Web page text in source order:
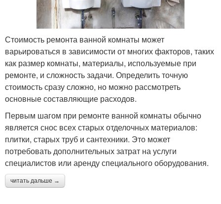
Стоимость ремонта ванной комнаты может
варьироваться в зависимости от многих факторов, таких
как размер комнаты, материалы, используемые при
ремонте, и сложность задачи. Определить точную
стоимость сразу сложно, но можно рассмотреть
основные составляющие расходов.
Первым шагом при ремонте ванной комнаты обычно
является снос всех старых отделочных материалов:
плитки, старых труб и сантехники. Это может
потребовать дополнительных затрат на услуги
специалистов или аренду специального оборудования.
читать дальше →